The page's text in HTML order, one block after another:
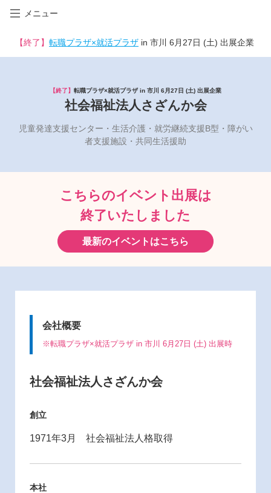
メニュー
【終了】 転職プラザ×就活プラザ in 市川 6月27日 (土) 出展企業
【終了】 転職プラザ×就活プラザ in 市川 6月27日 (土) 出展企業
社会福祉法人さざんか会
児童発達支援センター・生活介護・就労継続支援B型・障がい
者支援施設・共同生活援助
こちらのイベント出展は
終了いたしました
最新のイベントはこちら
会社概要
※転職プラザ×就活プラザ in 市川 6月27日 (土) 出展時
社会福祉法人さざんか会
創立
1971年3月 社会福祉法人格取得
本社